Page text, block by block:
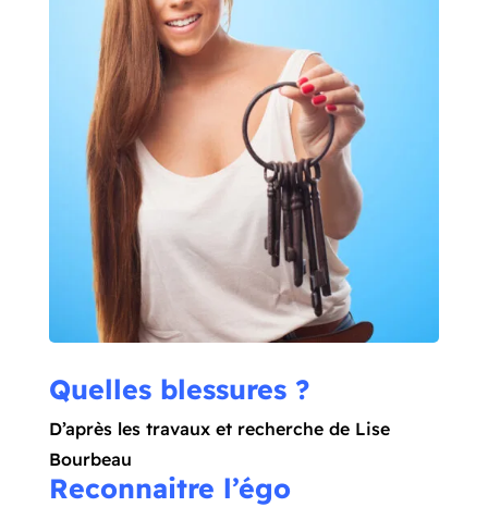
Quelles blessures ?
D’après les travaux et recherche de Lise
Bourbeau
Reconnaitre l’égo